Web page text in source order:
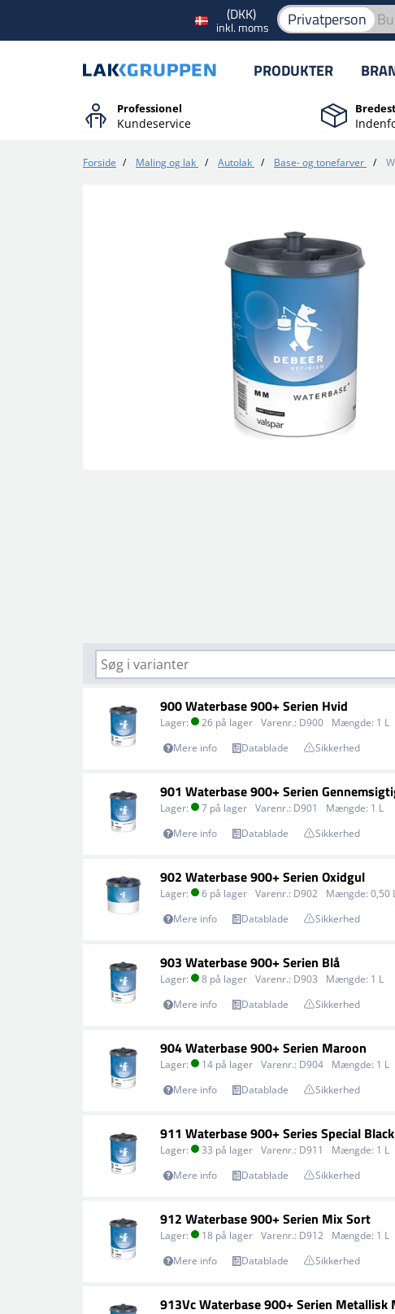
(DKK)
inkl. moms Privatperson
PRODUKTER
Professionel
Kundeservice
Forside / Maling og lak / Autolak / Base- og tonefarver /
900 Waterbase 900+ Serien Hvid
Lager: 26 på lager Varenr.: D900 Mængde: 1 L
Mere info
Datablade Sikkerhed
901 Waterbase 900+ Serien
Lager: 7 på lager Varenr.: D901 Mængde: 1 L
Mere info
Datablade Sikkerhed
902 Waterbase 900+ Serien Oxidgul
Lager: 6 på lager Varenr.: D902 Mængde: 0,50
Mere info
Datablade Sikkerhed
903 Waterbase 900+ Serien Blå
Lager: 8 på lager Varenr.: D903 Mængde: 1 L
Mere info
Datablade Sikkerhed
904 Waterbase 900+ Serien Maroon
Lager: 14 på lager Varenr.: D904 Mængde: 1 L
Mere info
Datablade Sikkerhed
911 Waterbase 900+ Series Special Black
Lager: 33 på lager Varenr.: D911 Mængde: 1 L
Mere info
Datablade Sikkerhed
912 Waterbase 900+ Serien Mix Sort
Lager: 18 på lager Varenr.: D912 Mængde: 1 L
Mere info
Datablade Sikkerhed
913Vc Waterbase 900+ Serien Metallisk